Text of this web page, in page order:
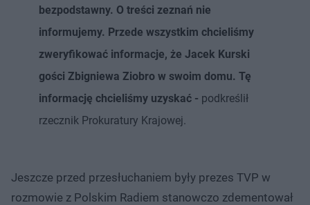
bezpodstawny. O treści zeznań nie
informujemy. Przede wszystkim chcieliśmy
zweryfikować informacje, że Jacek Kurski
gości Zbigniewa Ziobro w swoim domu. Tę
informację chcieliśmy uzyskać - podkreślił
rzecznik Prokuratury Krajowej.
Jeszcze przed przesłuchaniem były prezes TVP w
rozmowie z Polskim Radiem stanowczo zdementował